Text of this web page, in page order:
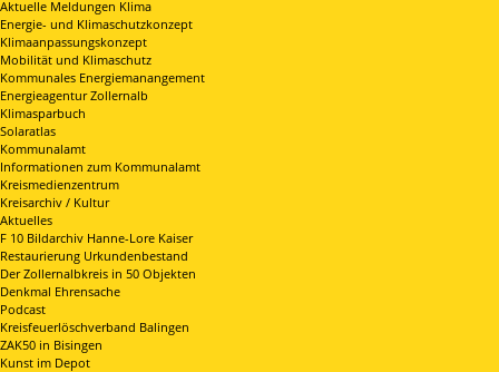
Aktuelle Meldungen Klima
Energie- und Klimaschutzkonzept
Klimaanpassungskonzept
Mobilität und Klimaschutz
Kommunales Energiemanangement
Energieagentur Zollernalb
Klimasparbuch
Solaratlas
Kommunalamt
Informationen zum Kommunalamt
Kreismedienzentrum
Kreisarchiv / Kultur
Aktuelles
F 10 Bildarchiv Hanne-Lore Kaiser
Restaurierung Urkundenbestand
Der Zollernalbkreis in 50 Objekten
Denkmal Ehrensache
Podcast
Kreisfeuerlöschverband Balingen
ZAK50 in Bisingen
Kunst im Depot